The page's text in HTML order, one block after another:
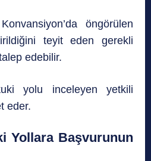
öngörülen
teyit eden gerekli
edebilir.
yolu inceleyen yetkili
eder.
Yollara Başvurunun